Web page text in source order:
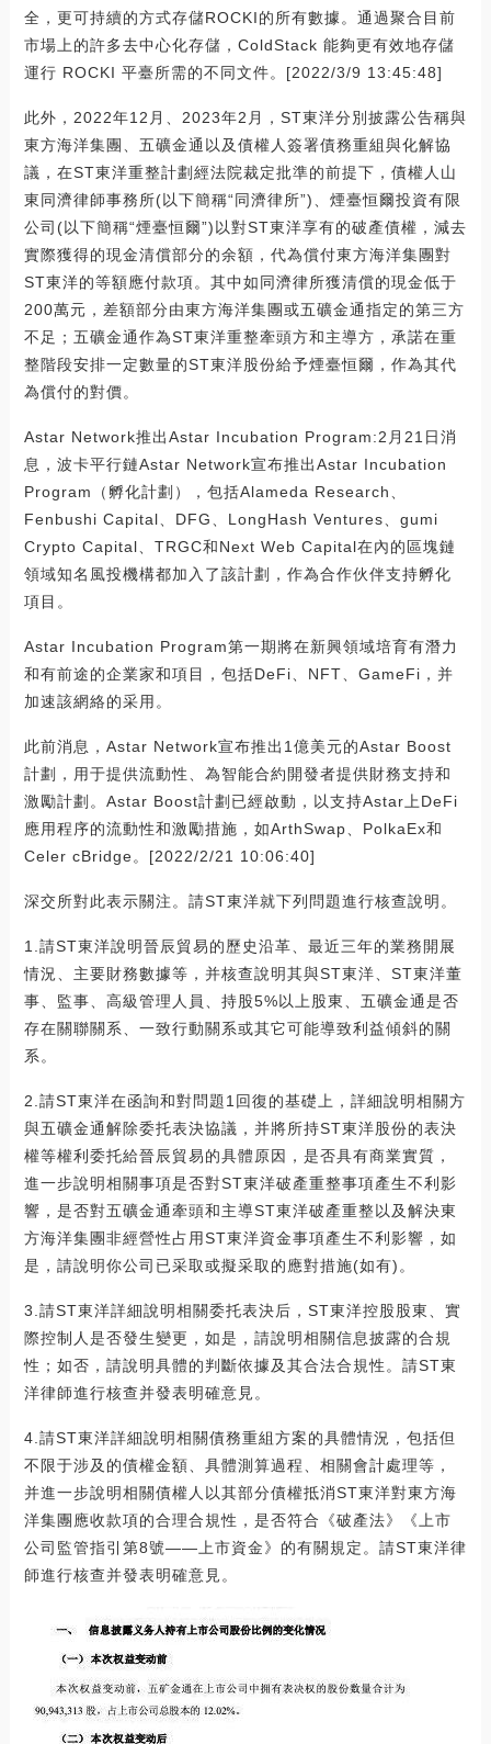
全，更可持續的方式存儲ROCKI的所有數據。通過聚合目前
市場上的許多去中心化存儲，ColdStack 能夠更有效地存儲
運行 ROCKI 平臺所需的不同文件。[2022/3/9 13:45:48]
此外，2022年12月、2023年2月，ST東洋分別披露公告稱與
東方海洋集團、五礦金通以及債權人簽署債務重組與化解協
議，在ST東洋重整計劃經法院裁定批準的前提下，債權人山
東同濟律師事務所(以下簡稱“同濟律所”)、煙臺恒爾投資有限
公司(以下簡稱“煙臺恒爾”)以對ST東洋享有的破產債權，減去
實際獲得的現金清償部分的余額，代為償付東方海洋集團對
ST東洋的等額應付款項。其中如同濟律所獲清償的現金低于
200萬元，差額部分由東方海洋集團或五礦金通指定的第三方
不足；五礦金通作為ST東洋重整牽頭方和主導方，承諾在重
整階段安排一定數量的ST東洋股份給予煙臺恒爾，作為其代
為償付的對價。
Astar Network推出Astar Incubation Program:2月21日消
息，波卡平行鏈Astar Network宣布推出Astar Incubation
Program（孵化計劃），包括Alameda Research、
Fenbushi Capital、DFG、LongHash Ventures、gumi
Crypto Capital、TRGC和Next Web Capital在內的區塊鏈
領域知名風投機構都加入了該計劃，作為合作伙伴支持孵化
項目。
Astar Incubation Program第一期將在新興領域培育有潛力
和有前途的企業家和項目，包括DeFi、NFT、GameFi，并
加速該網絡的采用。
此前消息，Astar Network宣布推出1億美元的Astar Boost
計劃，用于提供流動性、為智能合約開發者提供財務支持和
激勵計劃。Astar Boost計劃已經啟動，以支持Astar上DeFi
應用程序的流動性和激勵措施，如ArthSwap、PolkaEx和
Celer cBridge。[2022/2/21 10:06:40]
深交所對此表示關注。請ST東洋就下列問題進行核查說明。
1.請ST東洋說明晉辰貿易的歷史沿革、最近三年的業務開展
情況、主要財務數據等，并核查說明其與ST東洋、ST東洋董
事、監事、高級管理人員、持股5%以上股東、五礦金通是否
存在關聯關系、一致行動關系或其它可能導致利益傾斜的關
系。
2.請ST東洋在函詢和對問題1回復的基礎上，詳細說明相關方
與五礦金通解除委托表決協議，并將所持ST東洋股份的表決
權等權利委托給晉辰貿易的具體原因，是否具有商業實質，
進一步說明相關事項是否對ST東洋破產重整事項產生不利影
響，是否對五礦金通牽頭和主導ST東洋破產重整以及解決東
方海洋集團非經營性占用ST東洋資金事項產生不利影響，如
是，請說明你公司已采取或擬采取的應對措施(如有)。
3.請ST東洋詳細說明相關委托表決后，ST東洋控股股東、實
際控制人是否發生變更，如是，請說明相關信息披露的合規
性；如否，請說明具體的判斷依據及其合法合規性。請ST東
洋律師進行核查并發表明確意見。
4.請ST東洋詳細說明相關債務重組方案的具體情況，包括但
不限于涉及的債權金額、具體測算過程、相關會計處理等，
并進一步說明相關債權人以其部分債權抵消ST東洋對東方海
洋集團應收款項的合理合規性，是否符合《破產法》《上市
公司監管指引第8號——上市資金》的有關規定。請ST東洋律
師進行核查并發表明確意見。